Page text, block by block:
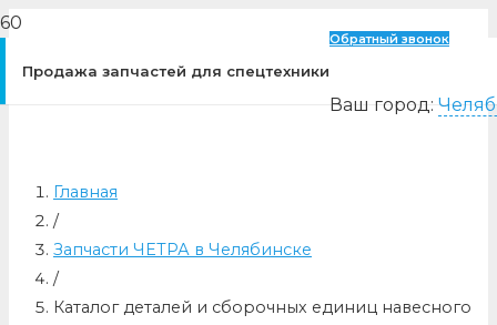
Продажа запчастей для спецтехники
Обратный звонок
Ваш город:
Главная
/
Запчасти ЧЕТРА в Челябинске
/
Каталог деталей и сборочных единиц навесного